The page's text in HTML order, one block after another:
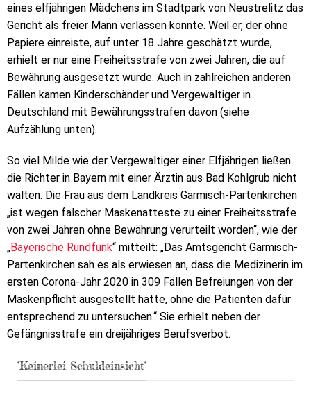
eines elfjährigen Mädchens im Stadtpark von Neustrelitz das
Gericht als freier Mann verlassen konnte. Weil er, der ohne
Papiere einreiste, auf unter 18 Jahre geschätzt wurde,
erhielt er nur eine Freiheitsstrafe von zwei Jahren, die auf
Bewährung ausgesetzt wurde. Auch in zahlreichen anderen
Fällen kamen Kinderschänder und Vergewaltiger in
Deutschland mit Bewährungsstrafen davon (siehe
Aufzählung unten).
So viel Milde wie der Vergewaltiger einer Elfjährigen ließen
die Richter in Bayern mit einer Ärztin aus Bad Kohlgrub nicht
walten. Die Frau aus dem Landkreis Garmisch-Partenkirchen
„ist wegen falscher Maskenatteste zu einer Freiheitsstrafe
von zwei Jahren ohne Bewährung verurteilt worden“, wie der
„Bayerische Rundfunk“ mitteilt: „Das Amtsgericht Garmisch-
Partenkirchen sah es als erwiesen an, dass die Medizinerin im
ersten Corona-Jahr 2020 in 309 Fällen Befreiungen von der
Maskenpflicht ausgestellt hatte, ohne die Patienten dafür
entsprechend zu untersuchen.“ Sie erhielt neben der
Gefängnisstrafe ein dreijähriges Berufsverbot.
‘Keinerlei Schuldeinsicht‘